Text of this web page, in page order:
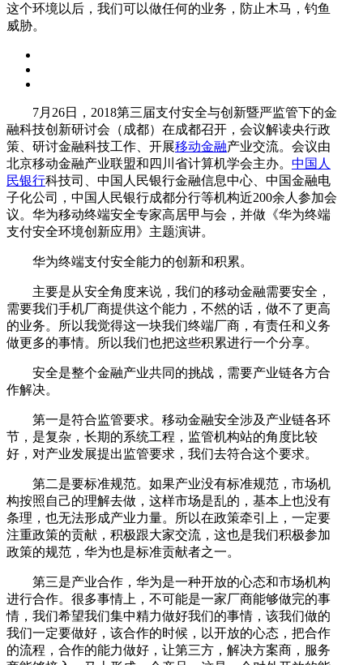
这个环境以后，我们可以做任何的业务，防止木马，钓鱼
威胁。
7月26日，2018第三届支付安全与创新暨严监管下的金
融科技创新研讨会（成都）在成都召开，会议解读央行政
策、研讨金融科技工作、开展移动金融产业交流。会议由
北京移动金融产业联盟和四川省计算机学会主办。 中国人
民银行科技司、中国人民银行金融信息中心、中国金融电
子化公司，中国人民银行成都分行等机构近200余人参加会
议。华为移动终端安全专家高居甲与会，并做《华为终端
支付安全环境创新应用》主题演讲。
华为终端支付安全能力的创新和积累。
主要是从安全角度来说，我们的移动金融需要安全，
需要我们手机厂商提供这个能力，不然的话，做不了更高
的业务。所以我觉得这一块我们终端厂商，有责任和义务
做更多的事情。所以我们也把这些积累进行一个分享。
安全是整个金融产业共同的挑战，需要产业链各方合
作解决。
第一是符合监管要求。移动金融安全涉及产业链各环
节，是复杂，长期的系统工程，监管机构站的角度比较
好，对产业发展提出监管要求，我们去符合这个要求。
第二是要标准规范。如果产业没有标准规范，市场机
构按照自己的理解去做，这样市场是乱的，基本上也没有
条理，也无法形成产业力量。所以在政策牵引上，一定要
注重政策的贡献，积极跟大家交流，这也是我们积极参加
政策的规范，华为也是标准贡献者之一。
第三是产业合作，华为是一种开放的心态和市场机构
进行合作。很多事情上，不可能是一家厂商能够做完的事
情，我们希望我们集中精力做好我们的事情，该我们做的
我们一定要做好，该合作的时候，以开放的心态，把合作
的流程，合作的能力做好，让第三方，解决方案商，服务